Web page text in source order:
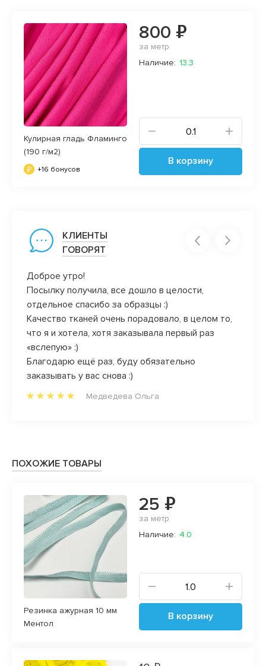
Кулирная гладь Фламинго
(190 г/м2)
+16 бонусов
800 ₽
за метр
Наличие: 13.3
В корзину
КЛИЕНТЫ
ГОВОРЯТ
Доброе утро!
Посылку получила, все дошло в целости,
отдельное спасибо за образцы :)
Качество тканей очень порадовало, в целом то,
что я и хотела, хотя заказывала первый раз
«вслепую» :)
Благодарю ещё раз, буду обязательно
заказывать у вас снова :)
Медведева Ольга
ПОХОЖИЕ ТОВАРЫ
Резинка ажурная 10 мм
Ментол
25 ₽
за метр
Наличие: 4.0
В корзину